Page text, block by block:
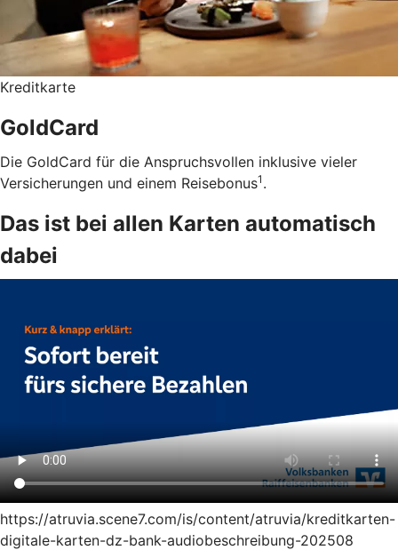
Kreditkarte
GoldCard
Die GoldCard für die Anspruchsvollen inklusive vieler
Versicherungen und einem Reisebonus1 .
Das ist bei allen Karten automatisch
dabei
https://atruvia.scene7.com/is/content/atruvia/kreditkarten-
digitale-karten-dz-bank-audiobeschreibung-202508